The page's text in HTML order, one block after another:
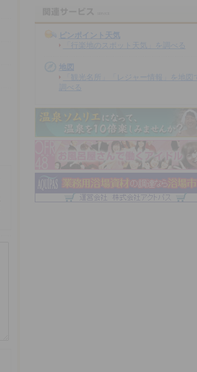
ピンポイント天気
「行楽地のスポット天気」を調べる
地図
「観光名所」「レジャー情報」を地図で
調べる